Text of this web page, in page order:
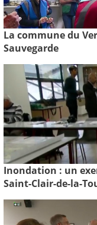
La commune du
Sauvegarde
Inondation : un
Saint-Clair-de-la-